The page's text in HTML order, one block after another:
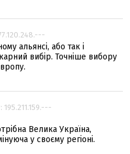
альянсі, або так і
вибір. Точніше вибору
195.211.159.---
Велика Україна,
у своєму регіоні.